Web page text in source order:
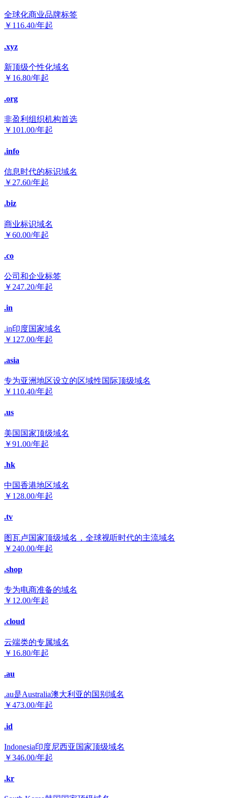
全球化商业品牌标签
￥ 116.40/年起
.xyz
新顶级个性化域名
￥ 16.80/年起
.org
非盈利组织机构首选
￥ 101.00/年起
.info
信息时代的标识域名
￥ 27.60/年起
.biz
商业标识域名
￥60.00/年起
.co
公司和企业标签
￥ 247.20/年起
.in
.in印度国家域名
￥ 127.00/年起
.asia
专为亚洲地区设立的区域性国际顶级域名
￥ 110.40/年起
.us
美国国家顶级域名
￥91.00/年起
.hk
中国香港地区域名
￥ 128.00/年起
.tv
图瓦卢国家顶级域名，全球视听时代的主流域名
￥ 240.00/年起
.shop
专为电商准备的域名
￥ 12.00/年起
.cloud
云端类的专属域名
￥ 16.80/年起
.au
.au是Australia澳大利亚的国别域名
￥473.00/年起
.id
Indonesia印度尼西亚国家顶级域名
￥346.00/年起
.kr